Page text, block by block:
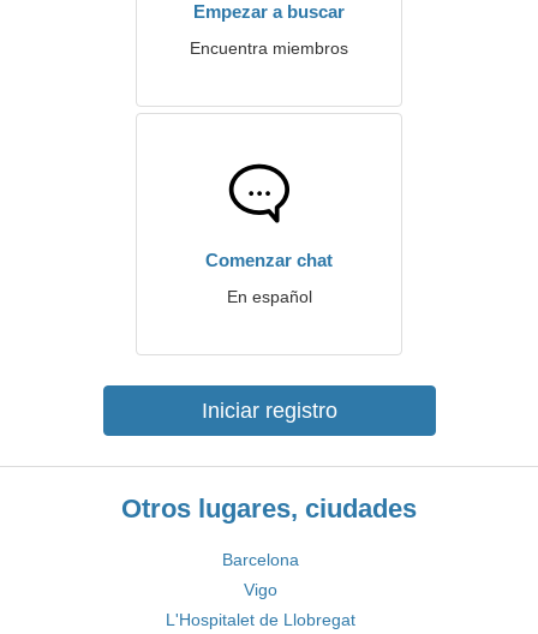
Empezar a buscar
Encuentra miembros
Comenzar chat
En español
Iniciar registro
Otros lugares, ciudades
Barcelona
Vigo
L'Hospitalet de Llobregat